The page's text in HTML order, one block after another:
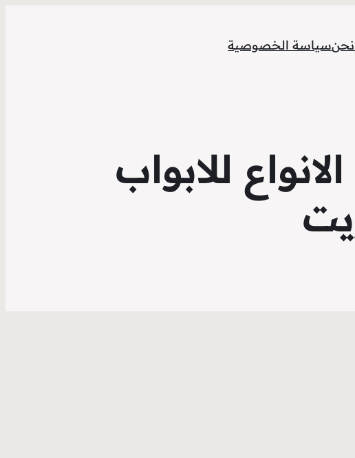
سياسة الخصوصية
للابواب